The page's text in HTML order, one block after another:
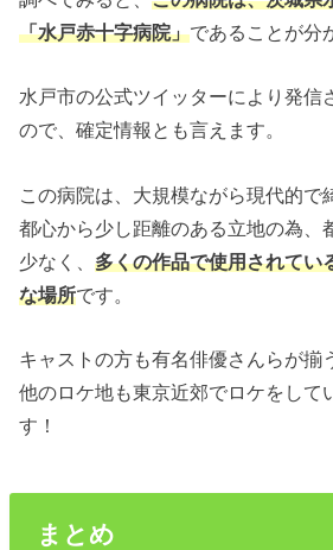
「水戸赤十字病院」であることが分
水戸市の公式ツイッターにより発信
ので、確定情報とも言えます。
この病院は、大規模ながら現代的で
都心から少し距離のある立地の為、
少なく、多くの作品で使用されてい
な場所です。
キャストの方も有名俳優さんらが揃
他のロケ地も東京近郊でロケをして
す！
まとめ